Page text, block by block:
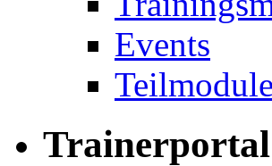
Events
Trainerportal